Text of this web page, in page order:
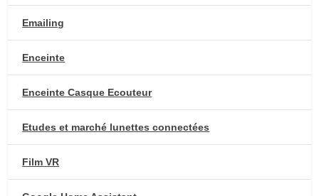
Emailing
Enceinte
Enceinte Casque Ecouteur
Etudes et marché lunettes connectées
Film VR